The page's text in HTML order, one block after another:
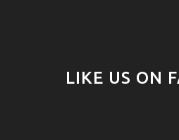
LIKE US ON